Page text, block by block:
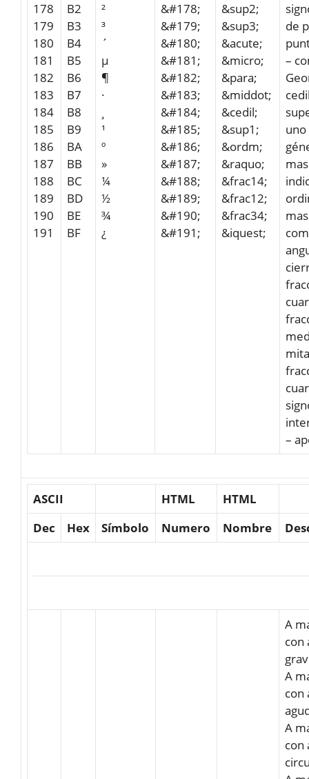
178
179
180
181
182
183
184
185
186
187
188
189
190
191
B2
B3
B4
B5
B6
B7
B8
B9
BA
BB
BC
BD
BE
BF
²
³
´
µ
¶
·
¹
º
»
¼
½
¾
¿
&#178;
&#179;
&#180;
&#181;
&#182;
&#183;
&#184;
&#185;
&#186;
&#187;
&#188;
&#189;
&#190;
&#191;
&sup2;
&sup3;
&acute;
&micro;
&para;
&middot;
&cedil;
&sup1;
&ordm;
&raquo;
&frac14;
&frac12;
&frac34;
&iquest;
de
–
uno
–
ASCII HTML
HTML
Dec
Hex Símbolo Numero Nombre
A
con
A
con
A
con